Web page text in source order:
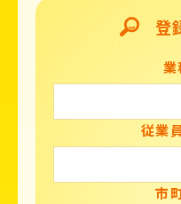
登
業
従業
市